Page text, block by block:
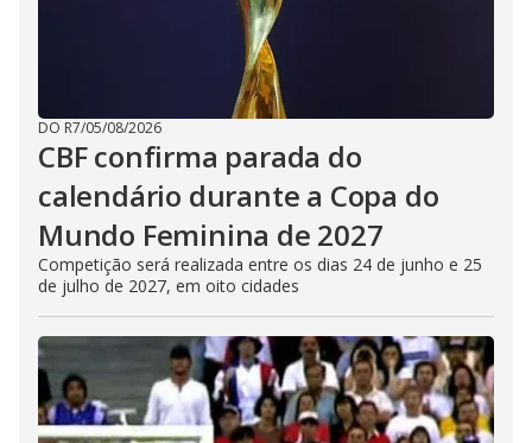
DO R7/05/08/2026
CBF confirma parada do
calendário durante a Copa do
Mundo Feminina de 2027
Competição será realizada entre os dias 24 de junho e 25
de julho de 2027, em oito cidades